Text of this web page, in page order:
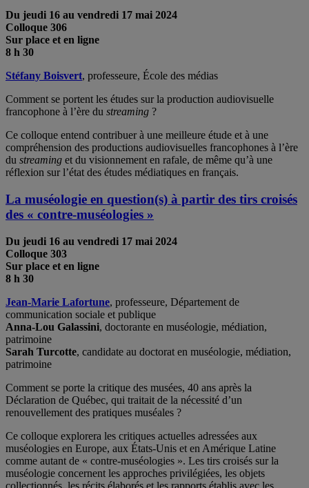
Du jeudi 16 au vendredi 17 mai 2024
Colloque 306
Sur place et en ligne
8 h 30
Stéfany Boisvert, professeure, École des médias
Comment se portent les études sur la production audiovisuelle
francophone à l’ère du streaming ?
Ce colloque entend contribuer à une meilleure étude et à une
compréhension des productions audiovisuelles francophones à l’ère
du streaming et du visionnement en rafale, de même qu’à une
réflexion sur l’état des études médiatiques en français.
La muséologie en question(s) à partir des tirs croisés
des « contre-muséologies »
Du jeudi 16 au vendredi 17 mai 2024
Colloque 303
Sur place et en ligne
8 h 30
Jean-Marie Lafortune, professeure, Département de
communication sociale et publique
Anna-Lou Galassini, doctorante en muséologie, médiation,
patrimoine
Sarah Turcotte, candidate au doctorat en muséologie, médiation,
patrimoine
Comment se porte la critique des musées, 40 ans après la
Déclaration de Québec, qui traitait de la nécessité d’un
renouvellement des pratiques muséales ?
Ce colloque explorera les critiques actuelles adressées aux
muséologies en Europe, aux États-Unis et en Amérique Latine
comme autant de « contre-muséologies ». Les tirs croisés sur la
muséologie concernent les approches privilégiées, les objets
collectionnés, les récits élaborés et les rapports établis avec les